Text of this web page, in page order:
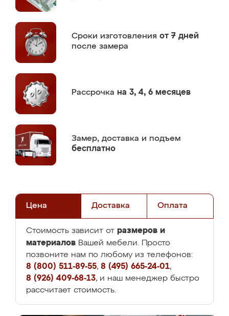
Сроки изготовления от 7 дней
после замера
Рассрочка на 3, 4, 6 месяцев
Замер, доставка и подъем
бесплатно
Цена Доставка Оплата
Стоимость зависит от размеров и
материалов Вашей мебели. Просто
позвоните нам по любому из телефонов:
8 (800) 511-89-55, 8 (495) 665-24-01,
8 (926) 409-68-13, и наш менеджер быстро
рассчитает стоимость.